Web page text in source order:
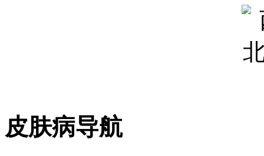
皮肤病导航